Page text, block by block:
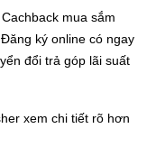
mua sắm
ký online có ngay
đổi trả góp lãi suất
xem chi tiết rõ hơn